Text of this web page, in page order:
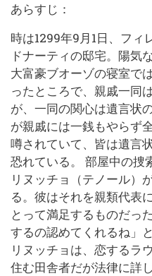
あらすじ：
時は1299年9月1日、フィ
ドナーティの邸宅。陽気
大富豪ブオーゾの寝室で
ったところで、親戚一同
が、一同の関心は遺言状
が親戚には一銭もやらず
噂されていて、皆は遺言
恐れている。 部屋中の捜
リヌッチョ（テノール）
る。彼はそれを親類代表
とって満足するものだっ
するの認めてくれるね」
リヌッチョは、恋するラ
住む田舎者だが法律に詳